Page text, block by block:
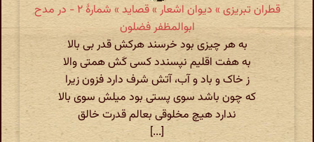
قطران تبریزی » دیوان اشعار » قصاید » شمارهٔ ۲ - در مدح
ابوالمظفر فضلون
به هر چیزی بود خرسند هرکش قدر بی بالا
به هفت اقلیم نپسندد کسی کَش همتی والا
ز خاک و باد و آب، آتش شرف دارد فزون زیرا
که چون باشد سوی پستی بود میلش سوی بالا
ندارد هیچ مخلوقی بعالم قدرت خالق
[...]